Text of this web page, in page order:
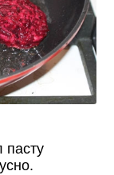
пасту